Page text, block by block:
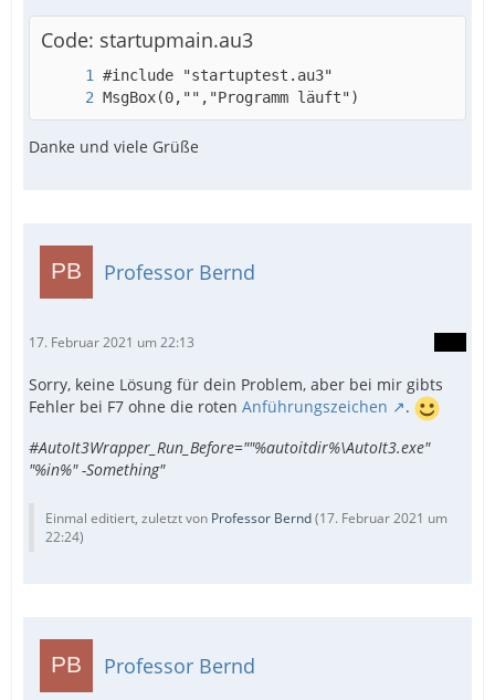
Code: startupmain.au3
MsgBox(0,"","Programm läuft")
Danke und viele Grüße
Professor Bernd
17. Februar 2021 um 22:13
Sorry, keine Lösung für dein Problem, aber bei mir gibts
Fehler bei F7 ohne die roten Anführungszeichen
.
#AutoIt3Wrapper_Run_Before=""%autoitdir%\AutoIt3.exe"
"%in%" -Something"
Einmal editiert, zuletzt von Professor Bernd(17. Februar 2021 um
22:24)
Professor Bernd